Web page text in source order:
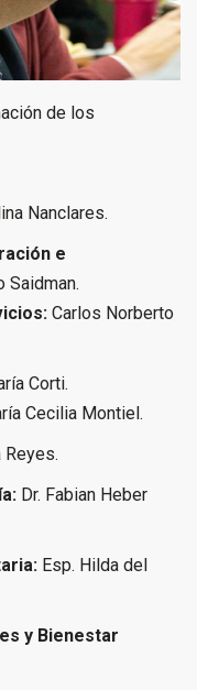
de los
Nanclares.
e
Saidman.
Carlos Norberto
Corti.
Cecilia Montiel.
Reyes.
Dr. Fabian Heber
Esp. Hilda del
y Bienestar